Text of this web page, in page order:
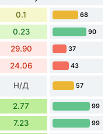
0.1 68
0.23 90
29.90 37
24.06 43
Н/Д 57
2.77 99
7.23 99